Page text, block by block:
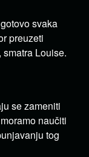
svaka
preuzeti
Louise.
se zameniti
naučiti
tog